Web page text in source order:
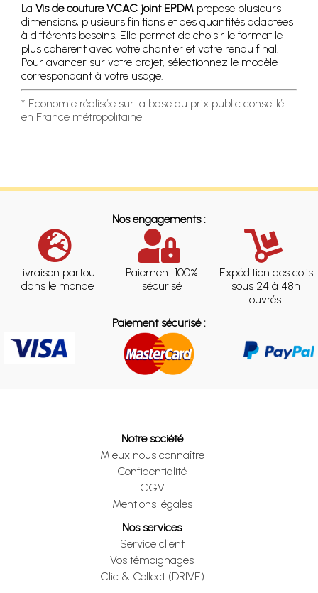
La Vis de couture VCAC joint EPDM propose plusieurs
dimensions, plusieurs finitions et des quantités adaptées
à différents besoins. Elle permet de choisir le format le
plus cohérent avec votre chantier et votre rendu final.
Pour avancer sur votre projet, sélectionnez le modèle
correspondant à votre usage.
* Economie réalisée sur la base du prix public conseillé
en France métropolitaine
Nos engagements :
Livraison partout
dans le monde
Paiement 100%
sécurisé
Expédition des colis
sous 24 à 48h
ouvrés.
Paiement sécurisé :
Notre société
Mieux nous connaître
Confidentialité
CGV
Mentions légales
Nos services
Service client
Vos témoignages
Clic & Collect (DRIVE)